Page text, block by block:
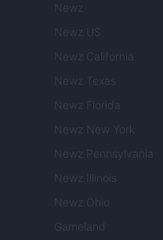
Newz
Newz US
Newz California
Newz Texas
Newz Florida
Newz New York
Newz Pennsylvania
Newz Illinois
Newz Ohio
Gameland